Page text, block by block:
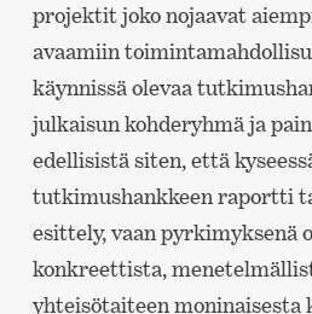
projektit joko nojaavat
avaamiin
käynnissä olevaa
julkaisun kohderyhmä ja
edellisistä siten, että
tutkimushankkeen raportti
esittely, vaan pyrkimyksenä
konkreettista,
yhteisötaiteen moninaisesta